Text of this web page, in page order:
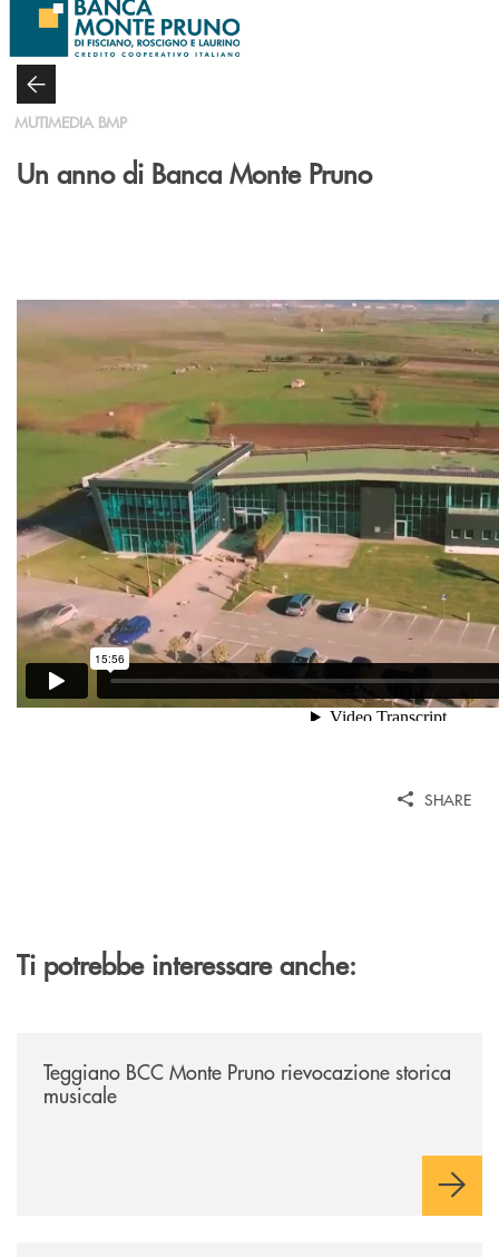
Salta al contenuto principale
MUTIMEDIA BMP
Un anno di Banca Monte Pruno
SHARE
Ti potrebbe interessare anche:
Teggiano BCC Monte Pruno rievocazione storica
musicale